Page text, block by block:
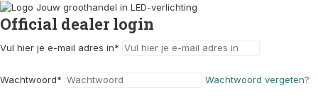
Official dealer login
Vul hier je e-mail adres in*
Wachtwoord* Wachtwoord vergeten?